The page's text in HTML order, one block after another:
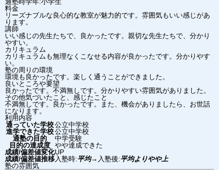
料金
リーズナブルな良心的な教室が魅力的です。雰囲気もいい感じがあ
ります。
講師
いい感じの先生たちで、良かったです。親切な先生たちで、分かり
やすい。
カリキュラム
カリキュラムも無理なくこなせる内容が良かったです。分かりやす
い。
塾の周りの環境
環境も良かったです。楽しく通うことができました。
良いところや要望
良かったです。不満無しです。分かりやすい雰囲気がありました。
その他気づいたこと、感じたこと
不満無しです。良かったです。また、機会がありましたら、お世話
になります。
利用内容
通っていた学校公立中学校
進学できた学校公立中学校
通塾の目的
中学受験
目的の達成度 やや達成できた
成績/偏差値変化UP
成績/偏差値推移入塾時:平均→ 入塾後:平均よりやや上
塾の雰囲気